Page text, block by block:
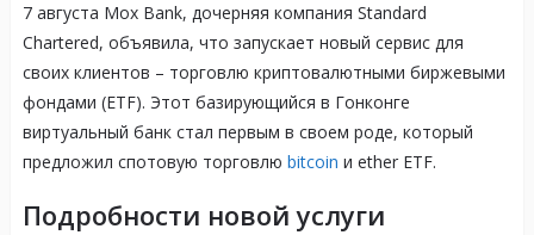
7 августа Mox Bank, дочерняя компания Standard
Chartered, объявила, что запускает новый сервис для
своих клиентов – торговлю криптовалютными биржевыми
фондами (ETF). Этот базирующийся в Гонконге
виртуальный банк стал первым в своем роде, который
предложил спотовую торговлю bitcoin и ether ETF.
Подробности новой услуги